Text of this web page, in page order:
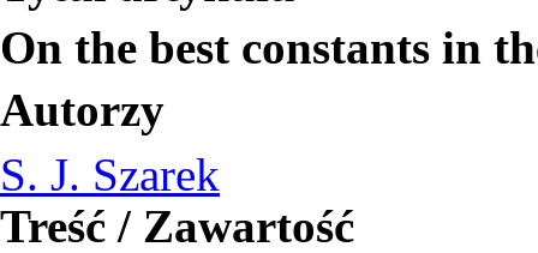
On the best constants in
Autorzy
S. J. Szarek
Treść / Zawartość